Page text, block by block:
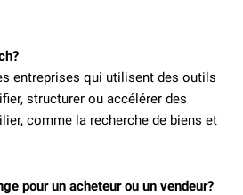
entreprises qui utilisent des outils
structurer ou accélérer des
comme la recherche de biens et
pour un acheteur ou un vendeur?